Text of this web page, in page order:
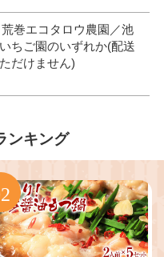
巻エコタロウ農園／池
ちご園のいずれか(配送
だけません)
ンキング